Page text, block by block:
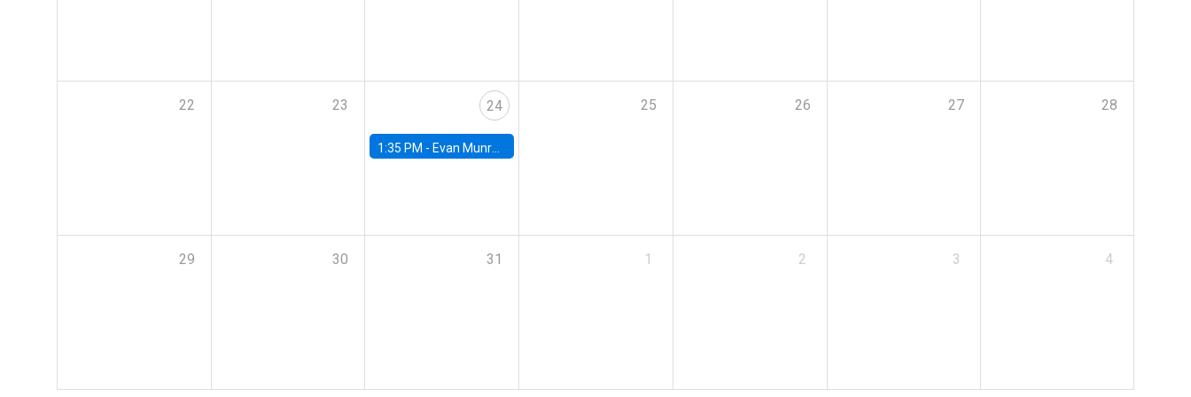
22 23 24
1:35 PM - Evan Munro, Neyman Visiting Assistant Professor in the Department of Statistics at UC Berkeley
25 26 27 28
29 30 31 1 2 3 4